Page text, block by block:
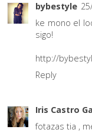
bybestyle
ke mono el
sigo!
http://
Reply
Iris Castro
fotazas tia ,